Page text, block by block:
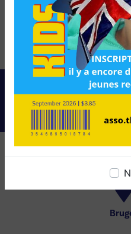
durée de prescription
gestion des contentieux.
inscrire sur la liste
téléphonique, disponible à
Consultez le site cnil.fr
NOS
CES